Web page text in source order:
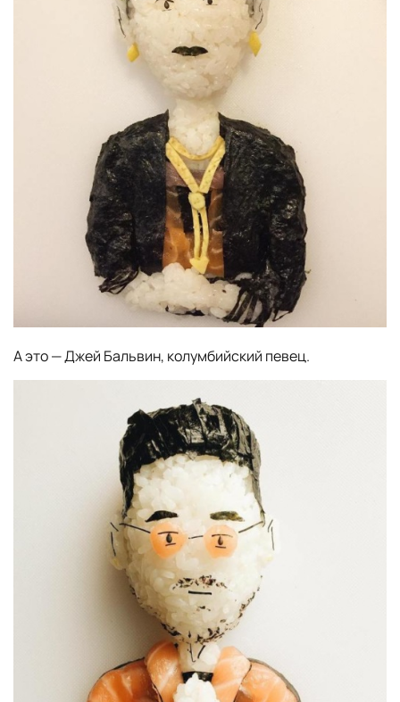
А это — Джей Бальвин, колумбийский певец.